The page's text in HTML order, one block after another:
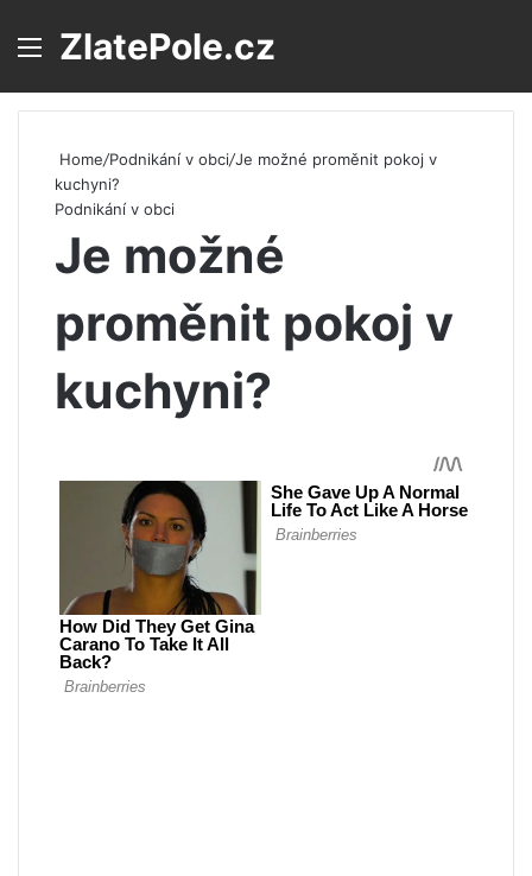
Menu
ZlatePole.cz
Home/Podnikání v obci/Je možné proměnit pokoj v
kuchyni?
Podnikání v obci
Je možné
proměnit pokoj v
kuchyni?